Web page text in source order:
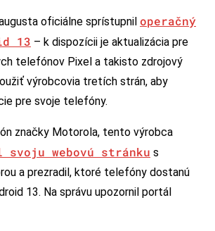
oficiálne sprístupnil operačný
13 – k dispozícii je aktualizácia pre
telefónov Pixel a takisto zdrojový
výrobcovia tretích strán, aby
pre svoje telefóny.
značky Motorola, tento výrobca
webovú stránku s
a prezradil, ktoré telefóny dostanú
13. Na správu upozornil portál